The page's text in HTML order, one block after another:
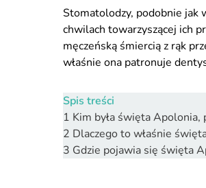
Stomatolodzy, podobnie jak
chwilach towarzyszącej ich
męczeńską śmiercią z rąk
właśnie ona patronuje
Spis treści
1 Kim była święta
2 Dlaczego to właśnie
3 Gdzie pojawia się święta